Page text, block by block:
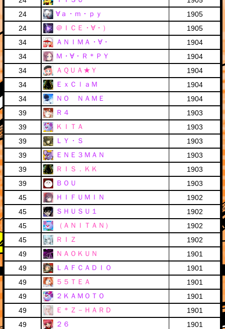
24
∀ａ・ｍ・ｐｙ
1905
24
＠ＩＣＥ・∀・）
1905
34
ＡＮＩＭＡ・∀・
1904
34
Ｍ・∀・Ｒ＊ＰＹ
1904
34
ＡＱＵＡ★Ｙ
1904
34
ＥｘＣｌａＭ
1904
34
ＮＯ ＮＡＭＥ
1904
39
Ｒ４
1903
39
ＫＩＴＡ
1903
39
ＬＹ・Ｓ
1903
39
ＥＮＥ３ＭＡＮ
1903
39
ＲＩＳ．ＫＫ
1903
39
ＢＯＵ
1903
45
ＨＩＦＵＭＩＮ
1902
45
ＳＨＵＳＵ１
1902
45
（ＡＮＩＴＡＮ）
1902
45
ＲＩＺ
1902
49
ＮＡＯＫＵＮ
1901
49
ＬＡＦＣＡＤＩＯ
1901
49
５５ＴＥＡ
1901
49
２ＫＡＭＯＴＯ
1901
49
Ｅ＊Ｚ－ＨＡＲＤ
1901
49
２６
1901